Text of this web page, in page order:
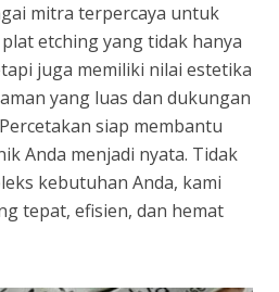
mitra terpercaya untuk
etching yang tidak hanya
juga memiliki nilai estetika
yang luas dan dukungan
siap membantu
Anda menjadi nyata. Tidak
kebutuhan Anda, kami
tepat, efisien, dan hemat